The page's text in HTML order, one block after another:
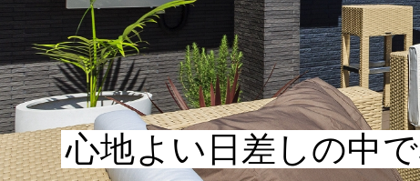
心地よい日差しの中